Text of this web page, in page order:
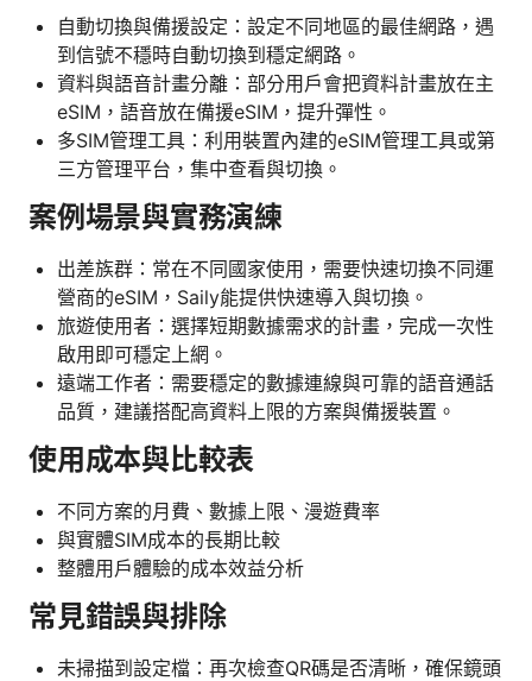
自動切換與備援設定：設定不同地區的最佳網路，遇
到信號不穩時自動切換到穩定網路。
資料與語音計畫分離：部分用戶會把資料計畫放在主
eSIM，語音放在備援eSIM，提升彈性。
多SIM管理工具：利用裝置內建的eSIM管理工具或第
三方管理平台，集中查看與切換。
案例場景與實務演練
出差族群：常在不同國家使用，需要快速切換不同運
營商的eSIM，Saily能提供快速導入與切換。
旅遊使用者：選擇短期數據需求的計畫，完成一次性
啟用即可穩定上網。
遠端工作者：需要穩定的數據連線與可靠的語音通話
品質，建議搭配高資料上限的方案與備援裝置。
使用成本與比較表
不同方案的月費、數據上限、漫遊費率
與實體SIM成本的長期比較
整體用戶體驗的成本效益分析
常見錯誤與排除
未掃描到設定檔：再次檢查QR碼是否清晰，確保鏡頭